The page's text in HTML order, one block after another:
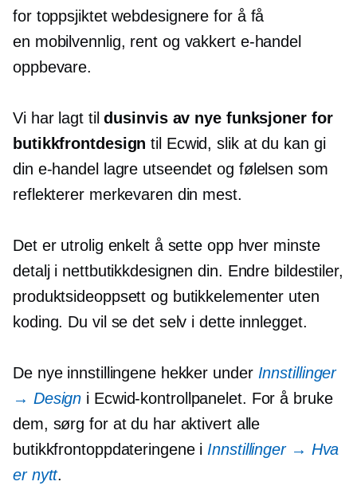
for toppsjiktetwebdesignere for å få
en mobilvennlig, rent og vakkert e-handel
oppbevare.
Vi har lagt tildusinvis av nye funksjoner for
butikkfrontdesign til Ecwid, slik at du kan gi
din e-handel
lagre utseendet og følelsen som
reflekterer merkevaren din mest.
Det er utrolig enkelt å sette opp hver minste
detalj i nettbutikkdesignen din. Endre bildestiler,
produktsideoppsett og butikkelementer uten
koding. Du vil se det selv i dette innlegget.
De nye innstillingene hekker under Innstillinger
→ Design i Ecwid-kontrollpanelet. For å bruke
dem, sørg for at du har aktivert alle
butikkfrontoppdateringene i Innstillinger → Hva
er nytt.